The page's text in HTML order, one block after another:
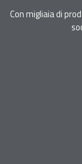
Con migliaia di